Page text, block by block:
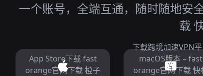
一个账号，全端互通，随时随地安
载
App Store下载 fast
orange官网下载 橙子
下载跨境加速VPN
macOS版本 – fast
orange官网下载 快